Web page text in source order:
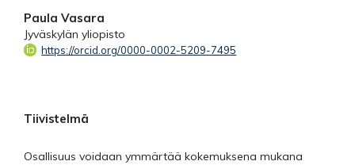
Paula Vasara
Jyväskylän yliopisto
https://orcid.org/0000-0002-5209-7495
Tiivistelmä
Osallisuus voidaan ymmärtää kokemuksena mukana